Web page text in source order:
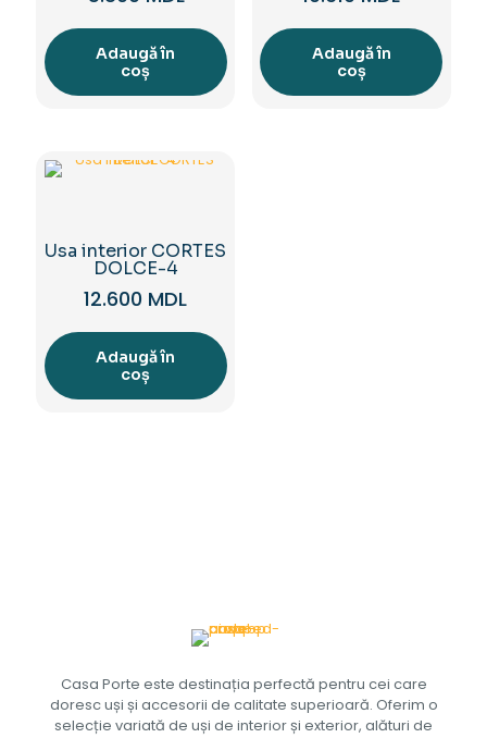
Adaugă în
coș
Adaugă în
coș
Usa interior CORTES
DOLCE-4
12.600 MDL
Adaugă în
coș
Casa Porte este destinația perfectă pentru cei care
doresc uși și accesorii de calitate superioară. Oferim o
selecție variată de uși de interior și exterior, alături de